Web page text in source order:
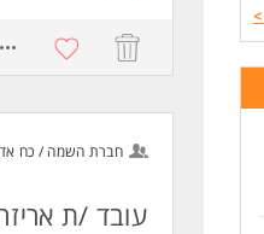
>
07:00
יום ו' 07:00-12:00
דרישות:
אפשרות לעבודה
כאחד.
לעוד משרות ומידע
חברת השמה / כח
עובד /ת